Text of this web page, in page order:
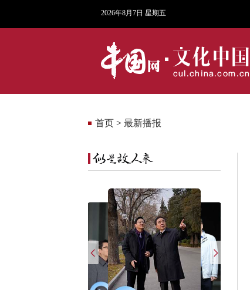
2026年8月7日 星期五
首页 > 最新播报